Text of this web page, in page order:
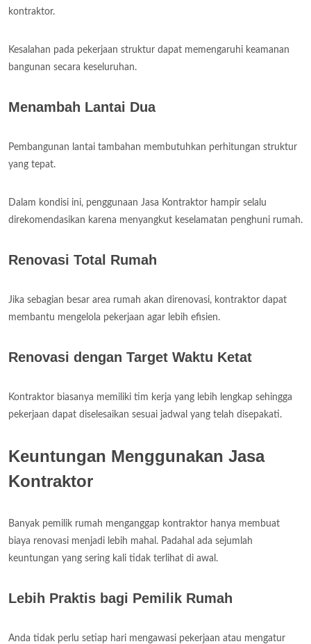
kontraktor.
Kesalahan pada pekerjaan struktur dapat memengaruhi keamanan
bangunan secara keseluruhan.
Menambah Lantai Dua
Pembangunan lantai tambahan membutuhkan perhitungan struktur
yang tepat.
Dalam kondisi ini, penggunaan Jasa Kontraktor hampir selalu
direkomendasikan karena menyangkut keselamatan penghuni rumah.
Renovasi Total Rumah
Jika sebagian besar area rumah akan direnovasi, kontraktor dapat
membantu mengelola pekerjaan agar lebih efisien.
Renovasi dengan Target Waktu Ketat
Kontraktor biasanya memiliki tim kerja yang lebih lengkap sehingga
pekerjaan dapat diselesaikan sesuai jadwal yang telah disepakati.
Keuntungan Menggunakan Jasa
Kontraktor
Banyak pemilik rumah menganggap kontraktor hanya membuat
biaya renovasi menjadi lebih mahal. Padahal ada sejumlah
keuntungan yang sering kali tidak terlihat di awal.
Lebih Praktis bagi Pemilik Rumah
Anda tidak perlu setiap hari mengawasi pekerjaan atau mengatur